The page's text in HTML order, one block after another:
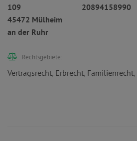
109
45472 Mülheim
an der Ruhr
20894158990
Rechtsgebiete:
Vertragsrecht, Erbrecht, Familienrecht,